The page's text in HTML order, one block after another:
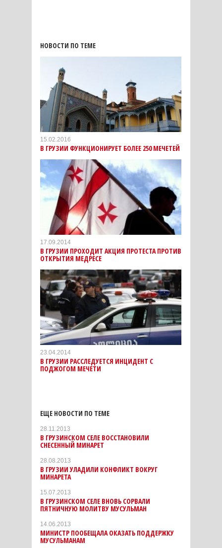
НОВОСТИ ПО ТЕМЕ
15.02.2016
В ГРУЗИИ ФУНКЦИОНИРУЕТ БОЛЕЕ 250 МЕЧЕТЕЙ
17.09.2014
В ГРУЗИИ ПРОХОДИТ АКЦИЯ ПРОТЕСТА ПРОТИВ
ОТКРЫТИЯ МЕДРЕСЕ
23.04.2014
В ГРУЗИИ РАССЛЕДУЕТСЯ ИНЦИДЕНТ С
ПОДЖОГОМ МЕЧЕТИ
ЕЩЕ НОВОСТИ ПО ТЕМЕ
28.11.2013
В ГРУЗИНСКОМ СЕЛЕ ВОССТАНОВИЛИ
СНЕСЕННЫЙ МИНАРЕТ
28.08.2013
В ГРУЗИИ УЛАДИЛИ КОНФЛИКТ ВОКРУГ
МИНАРЕТА
15.07.2013
В ГРУЗИНСКОМ СЕЛЕ ВНОВЬ СОРВАЛИ
ПЯТНИЧНУЮ МОЛИТВУ МУСУЛЬМАН
14.06.2013
МИНИСТР ПООБЕЩАЛА ОКАЗАТЬ ПОДДЕРЖКУ
МУСУЛЬМАНАМ